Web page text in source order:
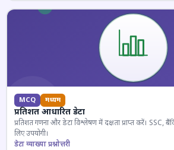
MCQ मध्यम
प्रतिशत आधारित डेटा
प्रतिशत गणना और डेटा विश्लेषण में दक्षता प्राप्त करें। SSC,
लिए उपयोगी।
डेटा व्याख्या प्रश्नोत्तरी